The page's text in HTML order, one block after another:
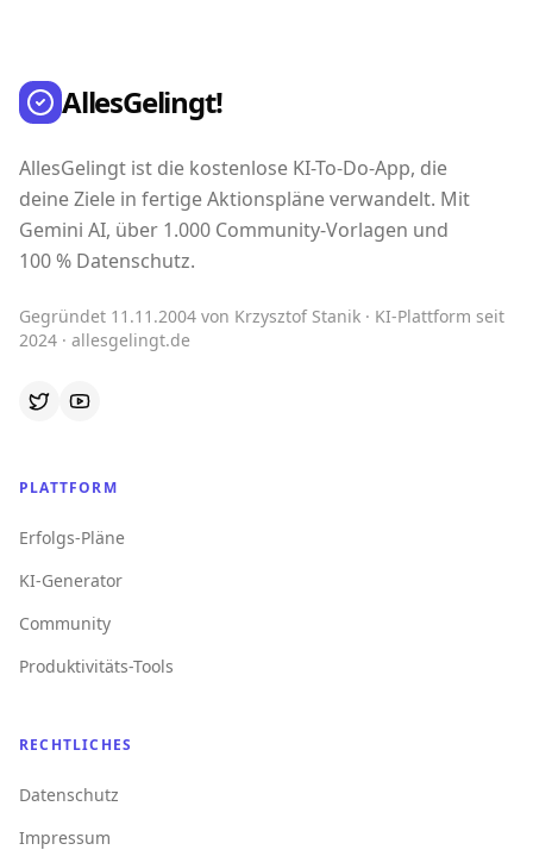
AllesGelingt!
AllesGelingt ist die kostenlose KI-To-Do-App, die
deine Ziele in fertige Aktionspläne verwandelt. Mit
Gemini AI, über 1.000 Community-Vorlagen und
100 % Datenschutz.
Gegründet 11.11.2004 von Krzysztof Stanik · KI-Plattform seit
2024 · allesgelingt.de
PLATTFORM
Erfolgs-Pläne
KI-Generator
Community
Produktivitäts-Tools
RECHTLICHES
Datenschutz
Impressum